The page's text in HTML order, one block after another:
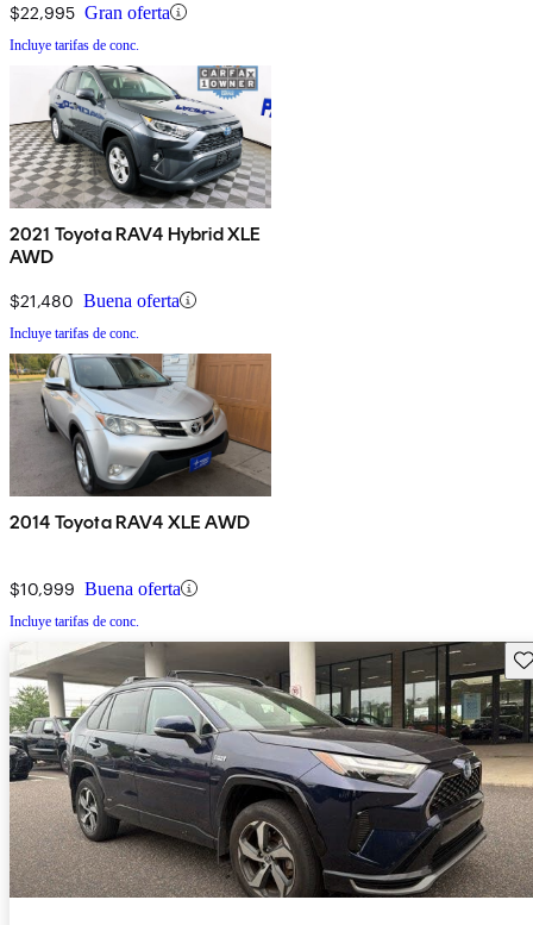
$22,995 Gran oferta
Incluye tarifas de conc.
2021 Toyota RAV4 Hybrid XLE
AWD
$21,480 Buena oferta
Incluye tarifas de conc.
2014 Toyota RAV4 XLE AWD
$10,999 Buena oferta
Incluye tarifas de conc.